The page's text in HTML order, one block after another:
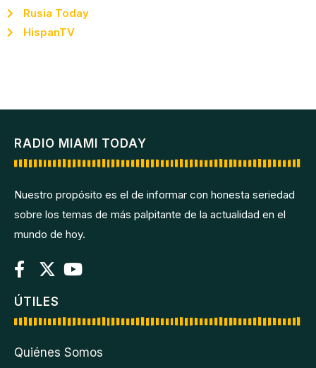
Rusia Today
HispanTV
RADIO MIAMI TODAY
Nuestro propósito es el de informar con honesta seriedad
sobre los temas de más palpitante de la actualidad en el
mundo de hoy.
ÚTILES
Quiénes Somos